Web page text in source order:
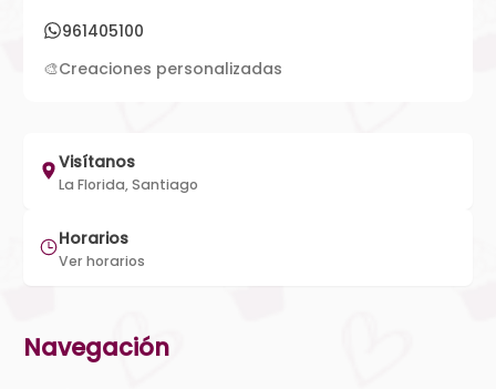
961405100
🎨Creaciones personalizadas
Visítanos
La Florida, Santiago
Horarios
Ver horarios
Navegación